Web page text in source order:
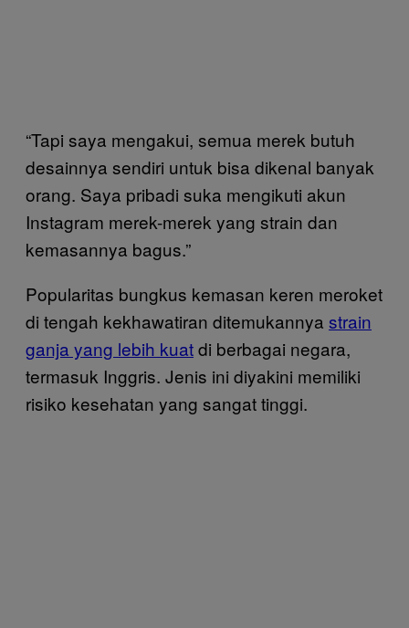
“Tapi saya mengakui, semua merek butuh
desainnya sendiri untuk bisa dikenal banyak
orang. Saya pribadi suka mengikuti akun
Instagram merek-merek yang strain dan
kemasannya bagus.”
Popularitas bungkus kemasan keren meroket
di tengah kekhawatiran ditemukannya strain
ganja yang lebih kuatdi berbagai negara,
termasuk Inggris. Jenis ini diyakini memiliki
risiko kesehatan yang sangat tinggi.